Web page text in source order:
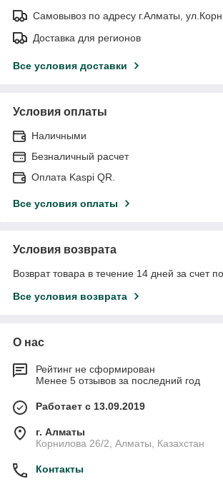
Самовывоз по адресу г.Алматы,
Доставка для регионов
Все условия доставки
Условия оплаты
Наличными
Безналичный расчет
Оплата Kaspi QR.
Все условия оплаты
Условия возврата
Возврат товара в течение 14 дней за счет
Все условия возврата
О нас
Рейтинг не сформирован
Менее 5 отзывов за последний год
Работает с 13.09.2019
г. Алматы
Корнилова 26/2, Алматы, Казахстан
Контакты